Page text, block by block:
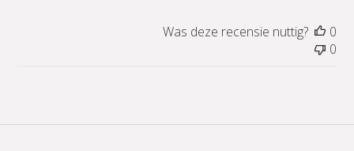
Was deze recensie nuttig?
0
0